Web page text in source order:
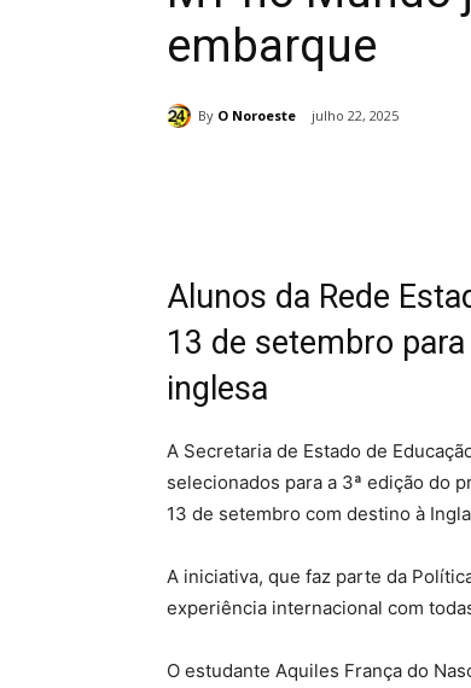
embarque
By O Noroeste julho 22, 2025
Alunos da Rede
13 de setembro
inglesa
A Secretaria de Estado de
selecionados para a 3ª edição do
13 de setembro com destino à
A iniciativa, que faz parte da
experiência internacional com
O estudante Aquiles França do